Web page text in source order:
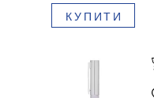
КУПИТИ